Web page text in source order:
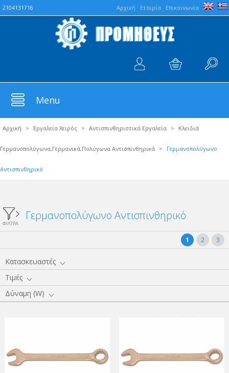
Aρχική Εταιρία Επικοινωνία
2104131716
Menu
Αρχική > Εργαλεία Χειρός > Αντισπινθηριστικά Eργαλεία > Κλειδιά
Γερμανοπολύγωνα,Γερμανικά,Πολύγωνα Αντισπινθηρικά > Γερμανοπολύγωνο
Αντισπινθηρικό
ΦΙΛΤΡΑ
Γερμανοπολύγωνο Αντισπινθηρικό
1 2 3
Κατασκευαστές
Τιμές
Δύναμη (W)